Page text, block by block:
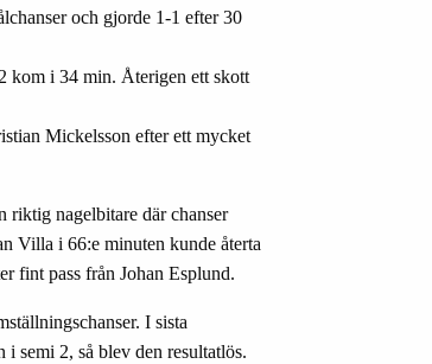
och gjorde 1-1 efter 30
kom i 34 min. Återigen ett skott
Mickelsson efter ett mycket
riktig nagelbitare där chanser
Villa i 66:e minuten kunde återta
fint pass från Johan Esplund.
I sista
semi 2, så blev den resultatlös.